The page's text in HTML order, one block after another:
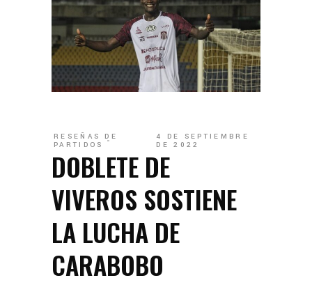
RESEÑAS DE
PARTIDOS
4 DE SEPTIEMBRE
DE 2022
DOBLETE DE
VIVEROS SOSTIENE
LA LUCHA DE
CARABOBO